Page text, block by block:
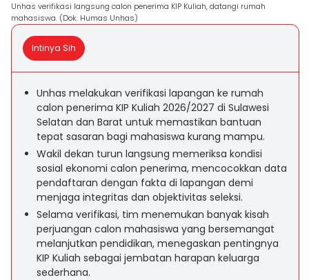
Unhas verifikasi langsung calon penerima KIP Kuliah, datangi rumah
mahasiswa. (Dok. Humas Unhas)
Intinya Sih
Unhas melakukan verifikasi lapangan ke rumah
calon penerima KIP Kuliah 2026/2027 di Sulawesi
Selatan dan Barat untuk memastikan bantuan
tepat sasaran bagi mahasiswa kurang mampu.
Wakil dekan turun langsung memeriksa kondisi
sosial ekonomi calon penerima, mencocokkan data
pendaftaran dengan fakta di lapangan demi
menjaga integritas dan objektivitas seleksi.
Selama verifikasi, tim menemukan banyak kisah
perjuangan calon mahasiswa yang bersemangat
melanjutkan pendidikan, menegaskan pentingnya
KIP Kuliah sebagai jembatan harapan keluarga
sederhana.